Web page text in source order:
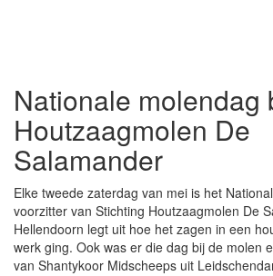
Nationale molendag
Houtzaagmolen De
Salamander
Elke tweede zaterdag van mei is het
voorzitter van Stichting Houtzaagmolen De
Hellendoorn legt uit hoe het zagen in een
werk ging. Ook was er die dag bij de molen
van Shantykoor Midscheeps uit